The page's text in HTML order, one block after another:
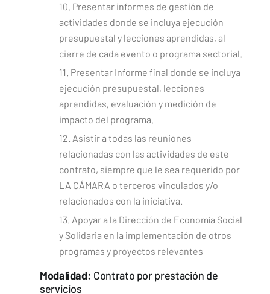
10. Presentar informes de gestión de
actividades donde se incluya ejecución
presupuestal y lecciones aprendidas, al
cierre de cada evento o programa sectorial.
11. Presentar Informe final donde se incluya
ejecución presupuestal, lecciones
aprendidas, evaluación y medición de
impacto del programa.
12. Asistir a todas las reuniones
relacionadas con las actividades de este
contrato, siempre que le sea requerido por
LA CÁMARA o terceros vinculados y/o
relacionados con la iniciativa.
13. Apoyar a la Dirección de Economía Social
y Solidaria en la implementación de otros
programas y proyectos relevantes
Modalidad: Contrato por prestación de
servicios